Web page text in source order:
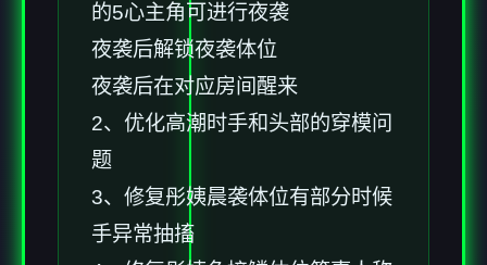
的5心主角可进行夜袭
夜袭后解锁夜袭体位
夜袭后在对应房间醒来
2、优化高潮时手和头部的穿模问
题
3、修复彤姨晨袭体位有部分时候
手异常抽搐